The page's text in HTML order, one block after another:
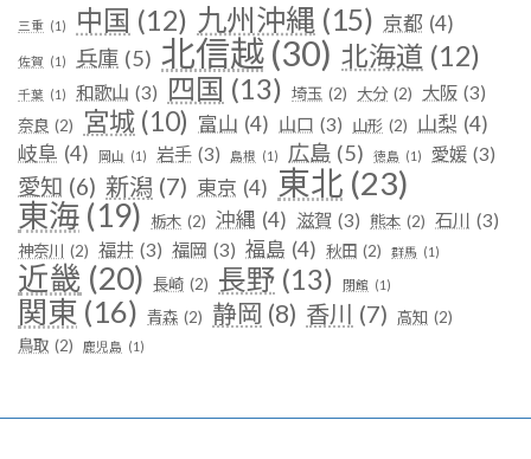
三重 (1) 中国 (12) 九州沖縄 (15) 京都 (4)
佐賀 (1) 兵庫 (5) 北信越 (30) 北海道 (12)
千葉 (1) 和歌山 (3) 四国 (13) 埼玉 (2) 大分 (2) 大阪 (3)
奈良 (2) 宮城 (10) 富山 (4) 山口 (3) 山形 (2) 山梨 (4)
岐阜 (4) 岡山 (1) 岩手 (3) 島根 (1) 広島 (5) 徳島 (1) 愛媛 (3)
愛知 (6) 新潟 (7) 東京 (4) 東北 (23)
東海 (19) 栃木 (2) 沖縄 (4) 滋賀 (3) 熊本 (2) 石川 (3)
神奈川 (2) 福井 (3) 福岡 (3) 福島 (4) 秋田 (2) 群馬 (1)
近畿 (20) 長崎 (2) 長野 (13) 閉館 (1)
関東 (16) 青森 (2) 静岡 (8) 香川 (7) 高知 (2)
鳥取 (2) 鹿児島 (1)